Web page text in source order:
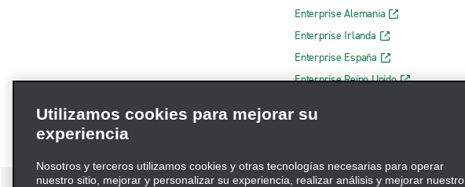
Enterprise Alemania
Enterprise Irlanda
Enterprise España
Enterprise Reino Unido
Utilizamos cookies para mejorar su
experiencia
Nosotros y terceros utilizamos cookies y otras tecnologías necesarias para operar
nuestro sitio, mejorar y personalizar su experiencia, realizar análisis y mejorar nuestro